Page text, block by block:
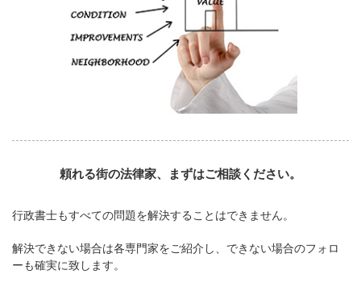
頼れる街の法律家、まずはご相談ください。
行政書士もすべての問題を解決することはできません。
解決できない場合は各専門家をご紹介し、できない場合のフォロ
ーも確実に致します。